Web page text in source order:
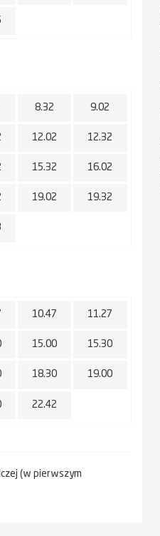
8.32 9.02
12.02 12.32
15.32 16.02
19.02 19.32
10.47 11.27
15.00 15.30
18.30 19.00
22.42
(w pierwszym